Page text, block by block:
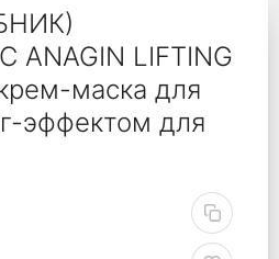
ANAGIN LIFTING
маска для
эффектом для